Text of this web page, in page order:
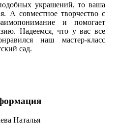
украшений, то ваша
А совместное творчество с
и помогает
Надеемся, что у вас все
наш мастер-класс
сад.
Наталья